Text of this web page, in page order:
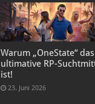
Warum „OneState“ das
ultimative RP-
ist!
23. Juni 2026